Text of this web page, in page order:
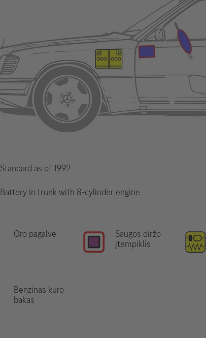
Standard as of 1992
Battery in trunk with 8-cylinder engine
Oro pagalvė
Saugos diržo
įtempiklis
Benzinas kuro
bakas